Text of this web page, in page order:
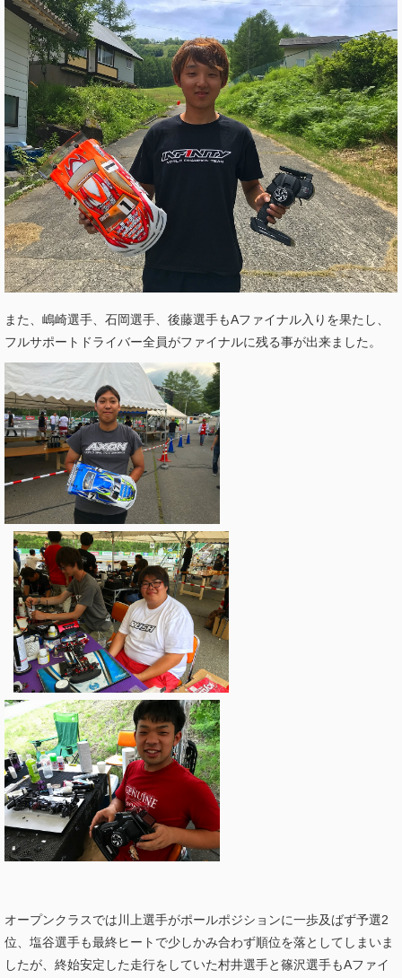
また、嶋崎選手、石岡選手、後藤選手もAファイナル入りを果たし、
フルサポートドライバー全員がファイナルに残る事が出来ました。
オープンクラスでは川上選手がポールポジションに一歩及ばず予選2
位、塩谷選手も最終ヒートで少しかみ合わず順位を落としてしまいま
したが、終始安定した走行をしていた村井選手と篠沢選手もAファイ